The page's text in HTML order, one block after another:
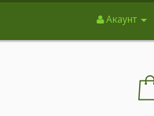
Акаунт